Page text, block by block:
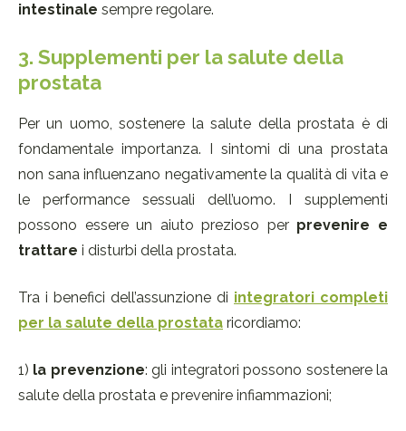
intestinale sempre regolare.
3. Supplementi per la salute della
prostata
Per un uomo, sostenere la salute della prostata è di
fondamentale importanza. I sintomi di una prostata
non sana influenzano negativamente la qualità di vita e
le performance sessuali dell’uomo. I supplementi
possono essere un aiuto prezioso per prevenire e
trattare i disturbi della prostata.
Tra i benefici dell’assunzione di integratori completi
per la salute della prostata ricordiamo:
1) la prevenzione: gli integratori possono sostenere la
salute della prostata e prevenire infiammazioni;